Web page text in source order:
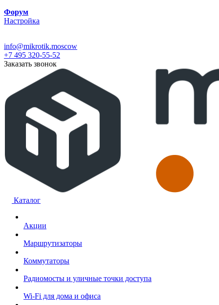
Форум
Настройка
info@mikrotik.moscow
+7 495 320-55-52
Заказать звонок
Каталог
Акции
Маршрутизаторы
Коммутаторы
Радиомосты и уличные точки доступа
Wi-Fi для дома и офиса